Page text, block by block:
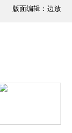
版面编辑：边放